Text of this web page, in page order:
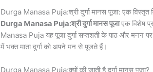
Durga Manasa Puja:श्री दुर्गा मानस पूजा: एक विस्तृत
Durga Manasa Puja:श्री दुर्गा मानस पूजाएक विशेष
Manasa Puja यह पूजा दुर्गा सप्तशती के पाठ और मनन पर
में भक्त माता दुर्गा को अपने मन से पूजते हैं।
Durga Manasa Puja:क्यों की जाती है दुर्गा मानस पूजा?